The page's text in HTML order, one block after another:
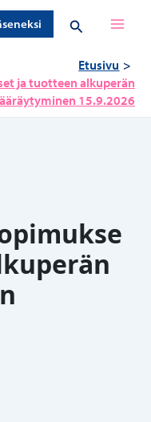
Hae
Etusivu
ja tuotteen alkuperän
15.9.2026